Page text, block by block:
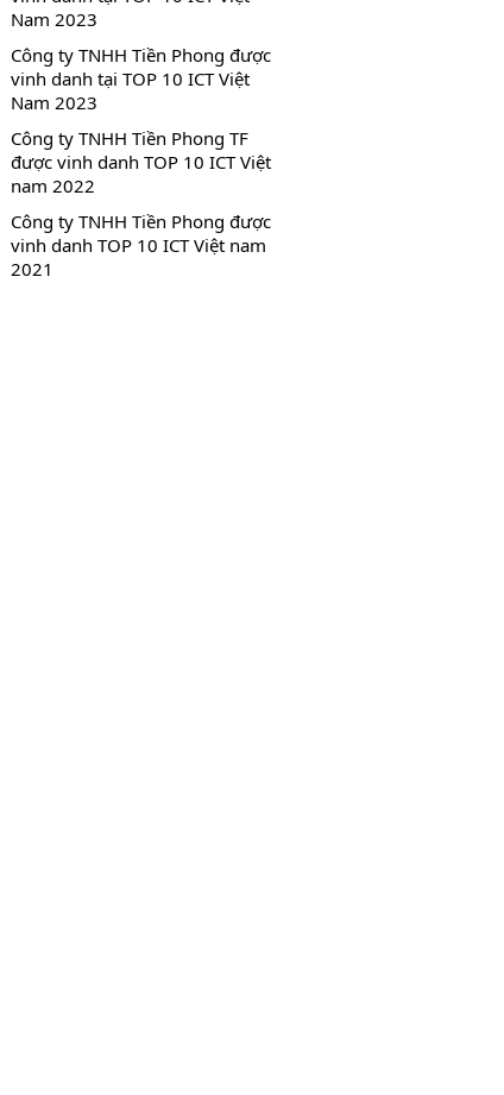
Nam 2023
Công ty TNHH Tiền Phong được
vinh danh tại TOP 10 ICT Việt
Nam 2023
Công ty TNHH Tiền Phong TF
được vinh danh TOP 10 ICT Việt
nam 2022
Công ty TNHH Tiền Phong được
vinh danh TOP 10 ICT Việt nam
2021